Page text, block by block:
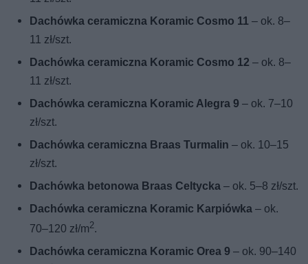
Dachówka ceramiczna Koramic Cosmo 11 – ok. 8–
11 zł/szt.
Dachówka ceramiczna Koramic Cosmo 12 – ok. 8–
11 zł/szt.
Dachówka ceramiczna Koramic Alegra 9 – ok. 7–10
zł/szt.
Dachówka ceramiczna Braas Turmalin – ok. 10–15
zł/szt.
Dachówka betonowa Braas Celtycka – ok. 5–8 zł/szt.
Dachówka ceramiczna Koramic Karpiówka – ok.
70–120 zł/m2.
Dachówka ceramiczna Koramic Orea 9 – ok. 90–140